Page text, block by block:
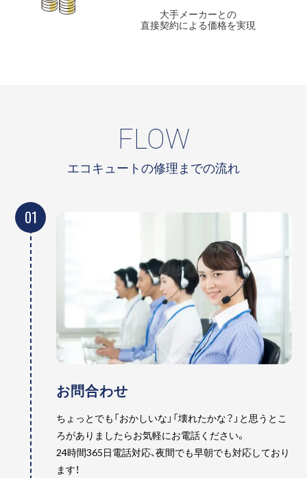
大手メーカーとの
直接契約による価格を実現
FLOW
エコキュートの修理までの流れ
01
お問合わせ
ちょっとでも「おかしいな」「壊れたかな？」と思うとこ
ろがありましたらお気軽にお電話ください。
24時間365日電話対応、夜間でも早朝でも対応しており
ます！